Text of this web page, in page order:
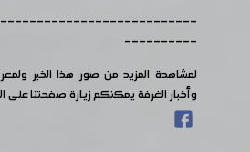
----------
لمشاهدة المزيد من صور هذا الخبر
وأخبار الغرفة يمكنكم زيارة صفحتنا